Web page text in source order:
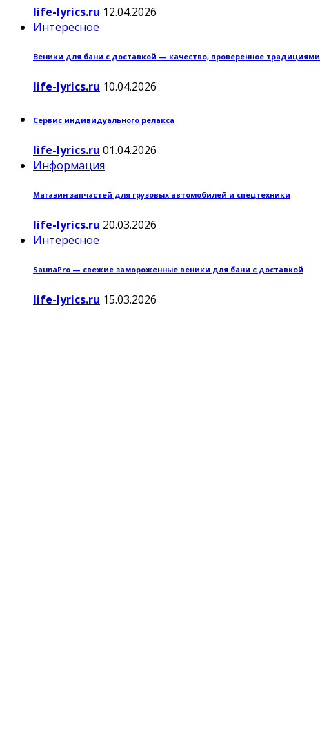
life-lyrics.ru 12.04.2026
Интересное
Веники для бани с доставкой — качество, проверенное традициями
life-lyrics.ru 10.04.2026
Сервис индивидуального релакса
life-lyrics.ru 01.04.2026
Информация
Магазин запчастей для грузовых автомобилей и спецтехники
life-lyrics.ru 20.03.2026
Интересное
SaunaPro — свежие замороженные веники для бани с доставкой
life-lyrics.ru 15.03.2026